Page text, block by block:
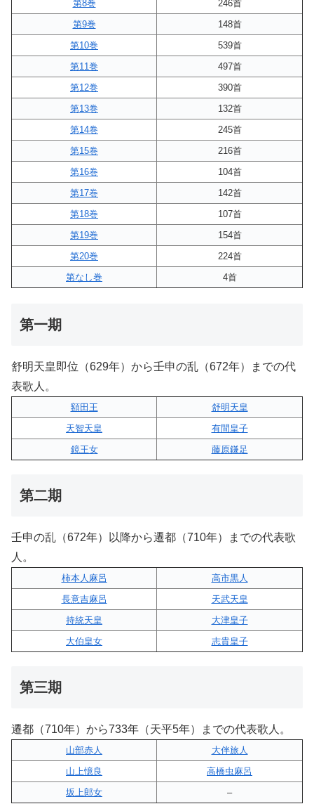
第8巻
246首
第9巻
148首
第10巻
539首
第11巻
497首
第12巻
390首
第13巻
132首
第14巻
245首
第15巻
216首
第16巻
104首
第17巻
142首
第18巻
107首
第19巻
154首
第20巻
224首
第なし巻
4首
第一期
舒明天皇即位（629年）から壬申の乱（672年）までの代
表歌人。
額田王
舒明天皇
天智天皇
有間皇子
鏡王女
藤原鎌足
第二期
壬申の乱（672年）以降から遷都（710年）までの代表歌
人。
柿本人麻呂
高市黒人
長意吉麻呂
天武天皇
持統天皇
大津皇子
大伯皇女
志貴皇子
第三期
遷都（710年）から733年（天平5年）までの代表歌人。
山部赤人
大伴旅人
山上憶良
高橋虫麻呂
坂上郎女
–